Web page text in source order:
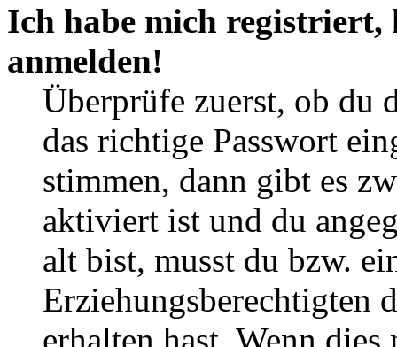
Ich habe mich
anmelden!
Überprüfe zuerst, ob du
das richtige Passwort
stimmen, dann gibt es
aktiviert ist und du
alt bist, musst du bzw.
Erziehungsberechtigten
erhalten hast. Wenn